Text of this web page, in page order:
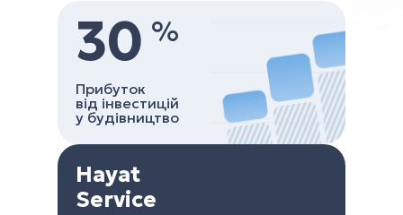
30 %
Прибуток
від інвестицій
у будівництво
Hayat
Service